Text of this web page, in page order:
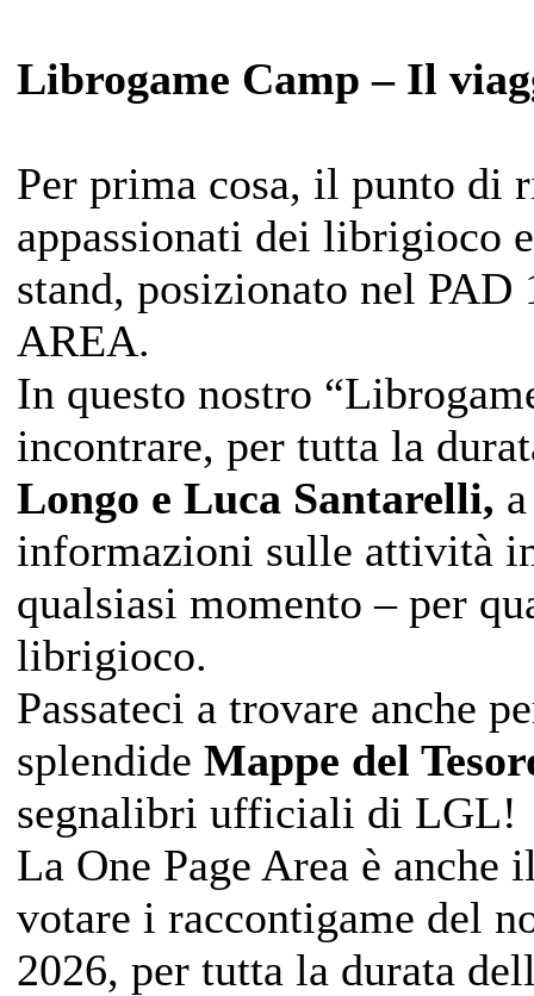
Librogame Camp – Il
Per prima cosa, il punto
appassionati dei librigioco
stand, posizionato nel
AREA.
In questo nostro
incontrare, per tutta la
Longo e Luca Santarelli,
informazioni sulle attività
qualsiasi momento – per
librigioco.
Passateci a trovare anche
splendide Mappe del
segnalibri ufficiali di LGL!
La One Page Area è anche
votare i raccontigame del
2026, per tutta la durata